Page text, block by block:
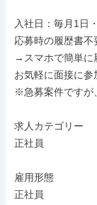
入社日：毎月1日
応募時の履歴書不
→スマホで簡単に
お気軽に面接に参
※急募案件ですが
求人カテゴリー
正社員
雇用形態
正社員